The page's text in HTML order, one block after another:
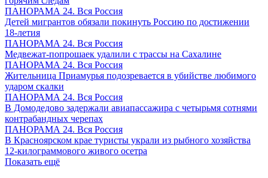
ПАНОРАМА 24. Вся Россия
Детей мигрантов обязали покинуть Россию по достижении
18-летия
ПАНОРАМА 24. Вся Россия
Медвежат-попрошаек удалили с трассы на Сахалине
ПАНОРАМА 24. Вся Россия
Жительница Приамурья подозревается в убийстве любимого
ударом скалки
ПАНОРАМА 24. Вся Россия
В Домодедово задержали авиапассажира с четырьмя сотнями
контрабандных черепах
ПАНОРАМА 24. Вся Россия
В Красноярском крае туристы украли из рыбного хозяйства
12-килограммового живого осетра
Показать ещё